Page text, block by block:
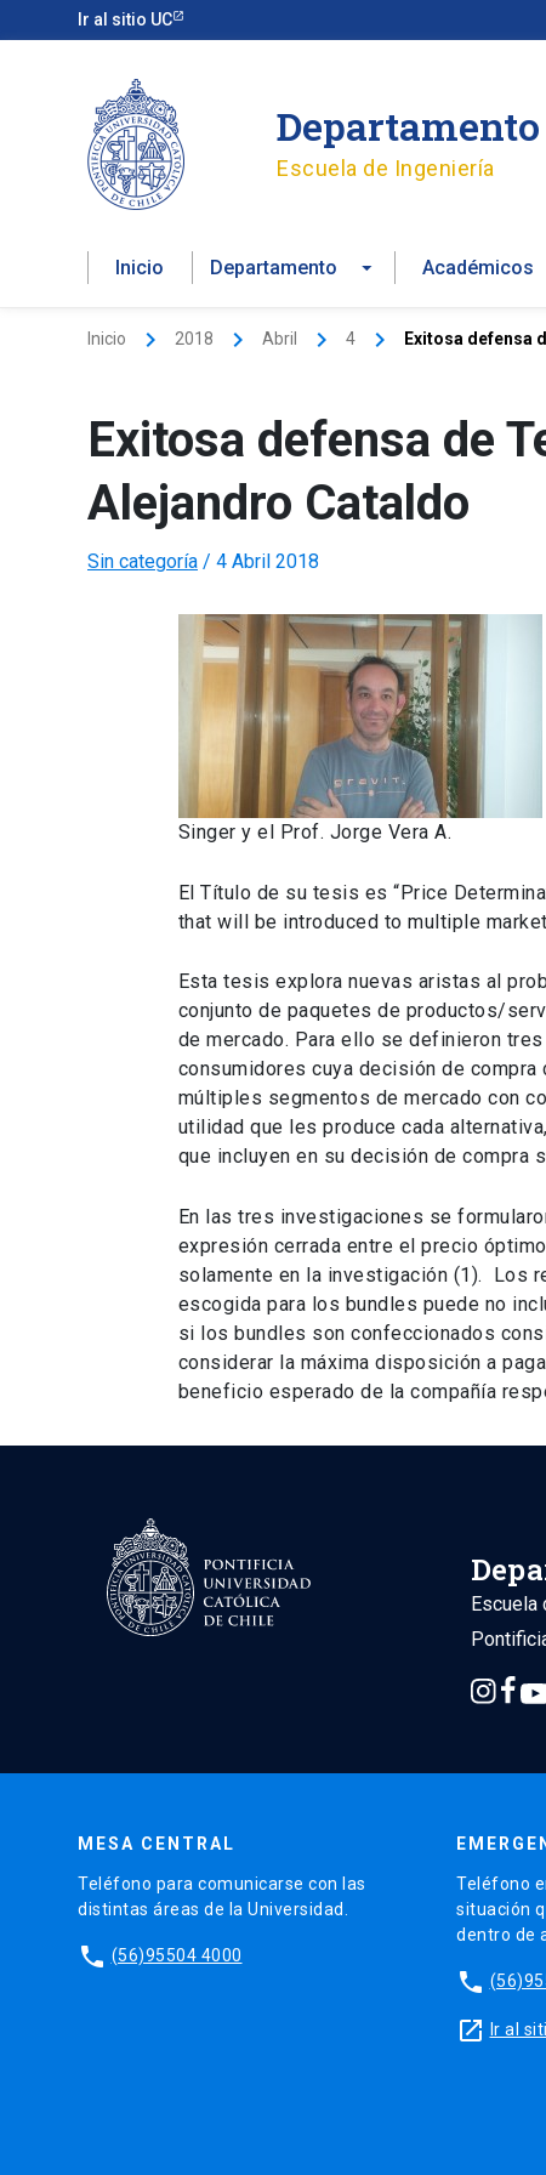
Ir al sitio UC
al
Escuela de Ingeniería
Inicio Departamento Académicos
Inicio 2018 Abril 4 Exitosa defensa
Exitosa defensa de
Alejandro Cataldo
Sin categoría / 4 Abril 2018
Singer y el Prof. Jorge Vera A.
El Título de su tesis es “Price
that will be introduced to multiple
Esta tesis explora nuevas aristas al
conjunto de paquetes de productos/
de mercado. Para ello se definieron
consumidores cuya decisión de
múltiples segmentos de mercado con
utilidad que les produce cada
que incluyen en su decisión de compra
En las tres investigaciones se
expresión cerrada entre el precio
solamente en la investigación (1). Los
escogida para los bundles puede no
si los bundles son confeccionados
considerar la máxima disposición a
beneficio esperado de la compañía
Escuela
MESA CENTRAL
Teléfono para comunicarse con las
distintas áreas de la Universidad.
phone (56)95504 4000
Teléfono
situación
dentro de
phone
launch Ir al